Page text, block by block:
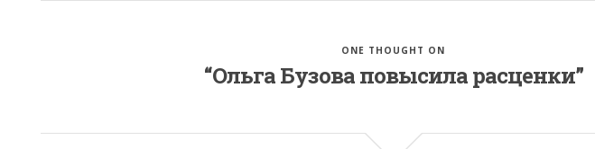
ONE THOUGHT ON
“Ольга Бузова повысила расценки”